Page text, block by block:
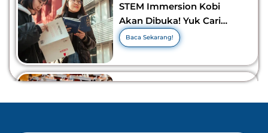
STEM Immersion Kobi
Akan Dibuka! Yuk Cari
Tahu Info Selengkapnya!
Baca Sekarang!